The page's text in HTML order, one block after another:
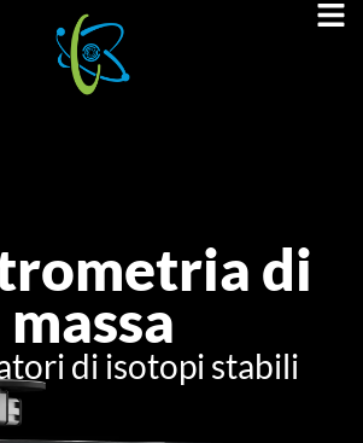
di
massa
di isotopi stabili